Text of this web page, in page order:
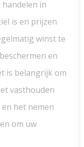
in
is en prijzen
winst te
en
is belangrijk om
vasthouden
het nemen
om uw